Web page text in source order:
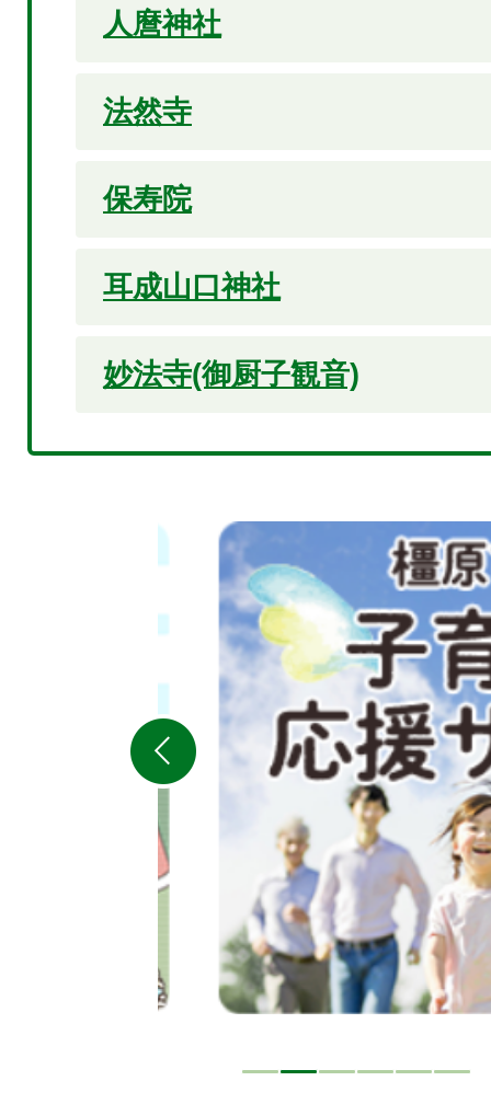
人麿神社
法然寺
保寿院
耳成山口神社
妙法寺(御厨子観音)
2
目
ス
ラ
ド